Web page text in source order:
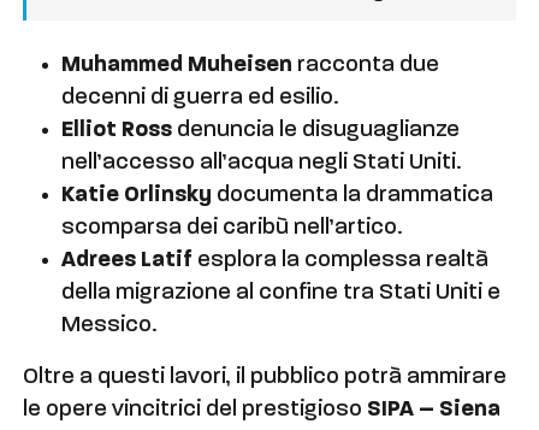
Muhammed Muheisen racconta due
decenni di guerra ed esilio.
Elliot Ross denuncia le disuguaglianze
nell’accesso all’acqua negli Stati Uniti.
Katie Orlinsky documenta la drammatica
scomparsa dei caribù nell’artico.
Adrees Latif esplora la complessa realtà
della migrazione al confine tra Stati Uniti e
Messico.
Oltre a questi lavori, il pubblico potrà ammirare
le opere vincitrici del prestigioso SIPA – Siena